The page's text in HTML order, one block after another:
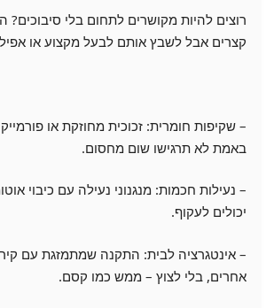
רוצים להיות מקושרים לתחום בלי סיבוכים?
קצרים אבל לשבץ אותם לבעל מקצוע או
– שקיפות חומרית: זכוכית מחוזקת או
באמת לא תרגישו שום מחסום.
– נעילות חכמות: מנגנוני נעילה עם כיבוי
יכולים לעקוף.
– אינטגרציה לבית: התקנה שמתמזגת עם
אחרים, בלי לצוץ – ממש כמו קסם.